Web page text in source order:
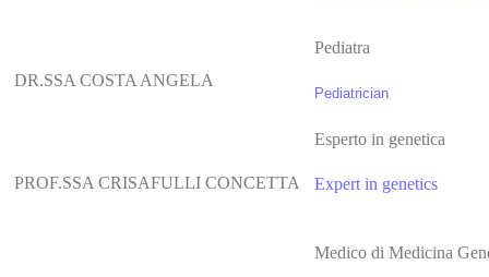
DR.SSA COSTA ANGELA
Pediatra
Pediatrician
PROF.SSA CRISAFULLI CONCETTA
Esperto in genetica
Expert in genetics
Medico di Medicina